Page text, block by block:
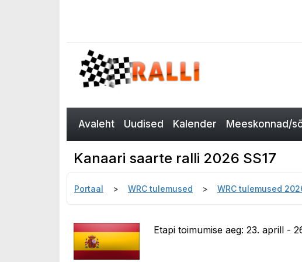
Avaleht Uudised Kalender Meeskonnad/
Kanaari saarte ralli 2026 SS17
Portaal WRC tulemused WRC tulemused
Etapi toimumise aeg: 23. aprill -